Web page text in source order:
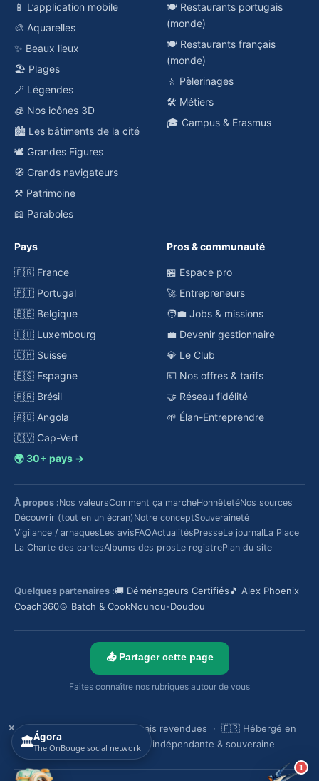
1
📱 L’application mobile
🎨 Aquarelles
✨ Beaux lieux
🏖️ Plages
🪄 Légendes
🧊 Nos icônes 3D
🏙️ Les bâtiments de la cité
🕊️ Grandes Figures
🧭 Grands navigateurs
⚒️ Patrimoine
📖 Paraboles
🍽️ Restaurants portugais
(monde)
🍽️ Restaurants français
(monde)
🚶 Pèlerinages
🛠️ Métiers
🎓 Campus & Erasmus
Pays
🇫🇷 France
🇵🇹 Portugal
🇧🇪 Belgique
🇱🇺 Luxembourg
🇨🇭 Suisse
🇪🇸 Espagne
🇧🇷 Brésil
🇦🇴 Angola
🇨🇻 Cap-Vert
🌍 30+ pays →
Pros & communauté
🏪 Espace pro
🚀 Entrepreneurs
🧑‍💼 Jobs & missions
💼 Devenir gestionnaire
💎 Le Club
💶 Nos offres & tarifs
🤝 Réseau fidélité
🌱 Élan-Entreprendre
À propos :Nos valeursComment ça marcheHonnêtetéNos sources
Découvrir (tout en un écran) Notre conceptSouveraineté
Vigilance / arnaquesLes avisFAQActualitésPresseLe journalLa Place
La Charte des cartesAlbums des prosLe registrePlan du site
Quelques partenaires :🚚 Déménageurs Certifiés🎵 Alex Phoenix
Coach360🍲 Batch & CookNounou-Doudou
📤 Partager cette page
Faites connaître nos rubriques autour de vous
🔒 Vos données ne sont jamais revendues · 🇫🇷 Hébergé en
France · 🌱 Plateforme indépendante & souveraine
🏛️Ágora
The OnBouge social network
✕